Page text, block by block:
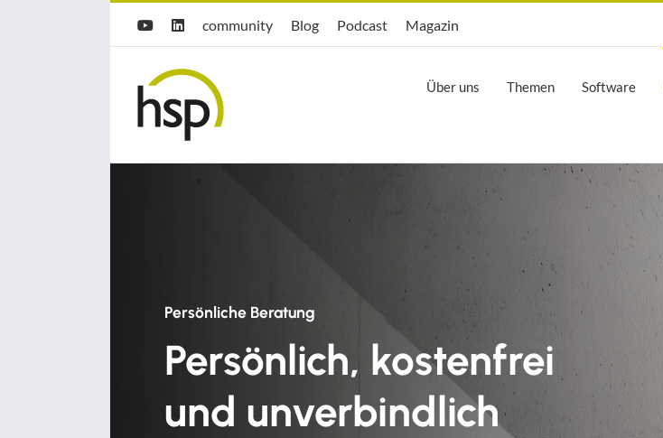
YouTubeLinkedIn
Hsp
community
community
hsp
Blog
Blog Opti.Cast
Podcast Opti.Mag
Magazin
Über uns Themen Software
Persönliche Beratung
Persönlich, kostenfrei
und unverbindlich